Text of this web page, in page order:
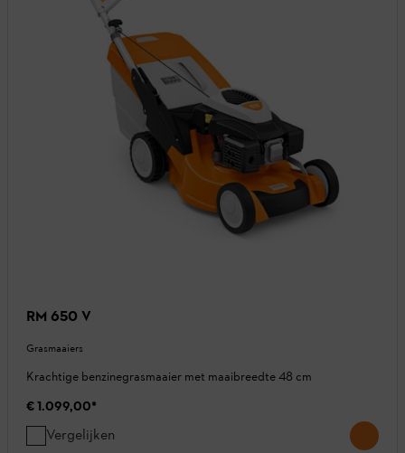
RM 650 V
Grasmaaiers
Krachtige benzinegrasmaaier met maaibreedte 48 cm
€ 1.099,00*
Vergelijken